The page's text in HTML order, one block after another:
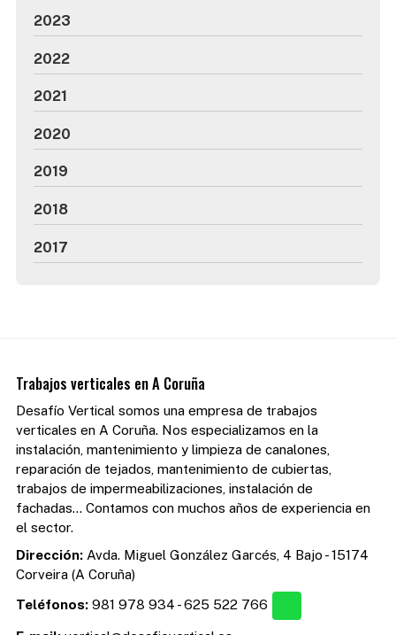
2023
2022
2021
2020
2019
2018
2017
Trabajos verticales en A Coruña
Desafío Vertical somos una empresa de trabajos
verticales en A Coruña. Nos especializamos en la
instalación, mantenimiento y limpieza de canalones,
reparación de tejados, mantenimiento de cubiertas,
trabajos de impermeabilizaciones, instalación de
fachadas... Contamos con muchos años de experiencia en
el sector.
Dirección: Avda. Miguel González Garcés, 4 Bajo - 15174
Corveira (A Coruña)
Teléfonos: 981 978 934 -625 522 766